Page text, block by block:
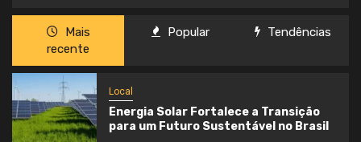
Mais
recente
Popular Tendências
Local
Energia Solar Fortalece a Transição
para um Futuro Sustentável no Brasil